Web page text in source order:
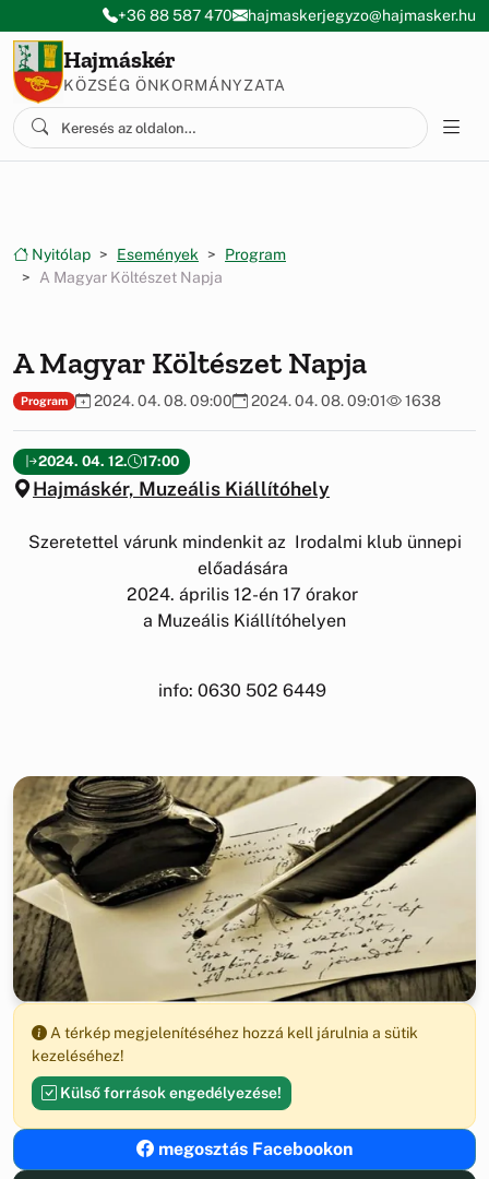
Ugrás a menüre
Ugrás a tartalomra
+36 88 587 470 hajmaskerjegyzo@hajmasker.hu
Hajmáskér
KÖZSÉG ÖNKORMÁNYZATA
Nyitólap Események
Program
A Magyar Költészet Napja
A Magyar Költészet Napja
Program 2024. 04. 08. 09:00 2024. 04. 08. 09:01 1638
2024. 04. 12. 17:00
Hajmáskér, Muzeális Kiállítóhely
Szeretettel várunk mindenkit az Irodalmi klub ünnepi
előadására
2024. április 12-én 17 órakor
a Muzeális Kiállítóhelyen
info: 0630 502 6449
A térkép megjelenítéséhez hozzá kell járulnia a sütik
kezeléséhez!
Külső források engedélyezése!
megosztás Facebookon